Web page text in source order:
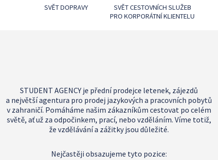
SVĚT DOPRAVY
SVĚT CESTOVNÍCH SLUŽEB
PRO KORPORÁTNÍ KLIENTELU
STUDENT AGENCY je přední prodejce letenek, zájezdů
a největší agentura pro prodej jazykových a pracovních pobytů
v zahraničí. Pomáháme našim zákazníkům cestovat po celém
světě, ať už za odpočinkem, prací, nebo vzděláním. Víme totiž,
že vzdělávání a zážitky jsou důležité.
Nejčastěji obsazujeme tyto pozice: